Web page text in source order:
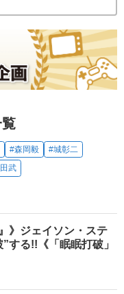
#森岡毅
#城彰二
武
》ジェイソン・ステ
する!!《「眠眠打破」